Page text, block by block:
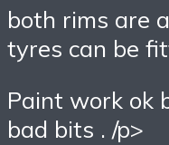
both rims are
tyres can be
Paint work ok
bad bits . /p>